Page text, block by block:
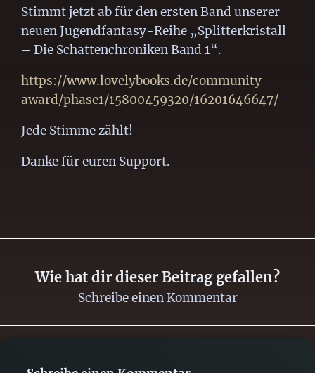
Stimmt jetzt ab für den ersten Band unserer
neuen Jugendfantasy-Reihe „Splitterkristall
– Die Schattenchroniken Band 1“.
https://www.lovelybooks.de/community-
award/phase1/15800459320/16201646647/
Jede Stimme zählt!
Danke für euren Support.
Wie hat dir dieser Beitrag gefallen?
Schreibe einen Kommentar